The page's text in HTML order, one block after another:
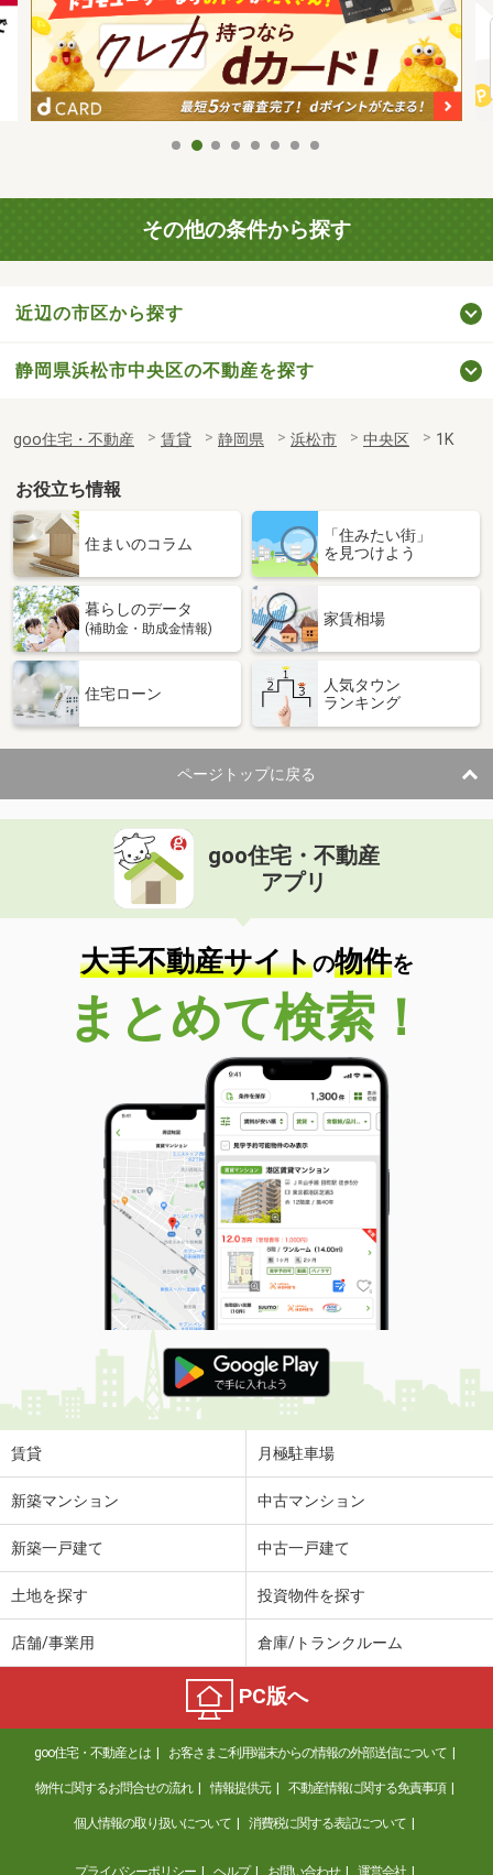
その他の条件から探す
近辺の市区から探す
静岡県浜松市中央区の不動産を探す
goo住宅・不動産 賃貸 静岡県 浜松市 中央区 1K
お役立ち情報
住まいのコラム
「住みたい街」
を見つけよう
暮らしのデータ
(補助金・助成金情報)
家賃相場
住宅ローン
人気タウン
ランキング
ページトップに戻る
goo住宅・不動産
アプリ
大手不動産サイトの物件を
まとめて検索！
賃貸 月極駐車場
新築マンション 中古マンション
新築一戸建て 中古一戸建て
土地を探す 投資物件を探す
店舗/事業用 倉庫/トランクルーム
PC版へ
goo住宅・不動産とは お客さまご利用端末からの情報の外部送信について
物件に関するお問合せの流れ 情報提供元 不動産情報に関する免責事項
個人情報の取り扱いについて 消費税に関する表記について
プライバシーポリシー ヘルプ お問い合わせ 運営会社